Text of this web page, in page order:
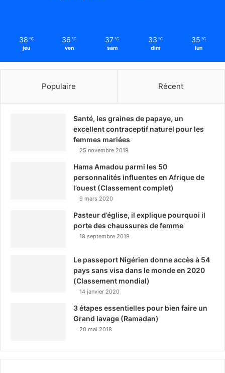
38 ℃
jeu
36 ℃
ven
37 ℃
sam
33 ℃
dim
35 ℃
lun
Populaire Récent
Santé, les graines de papaye, un
excellent contraceptif naturel pour les
femmes mariées
25 novembre 2019
Hama Amadou parmi les 50
personnalités influentes en Afrique de
l’ouest (Classement complet)
9 mars 2020
Pasteur d’église, il explique pourquoi il
porte des chaussures de femme
18 septembre 2019
Le passeport Nigérien donne accès à 54
pays sans visa dans le monde en 2020
(Classement mondial)
14 janvier 2020
3 étapes essentielles pour bien faire un
Grand lavage (Ramadan)
20 mai 2018